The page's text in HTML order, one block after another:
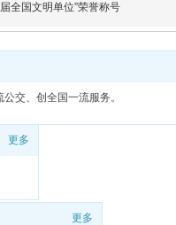
全国文明单位”荣誉称号
交、创全国一流服务。
更多
更多